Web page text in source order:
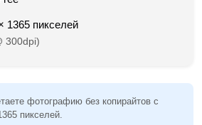
1365 пикселей
300dpi)
фотографию без копирайтов с
пикселей.